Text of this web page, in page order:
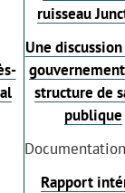
ruisseau
Une
structure de
publique
Rapport